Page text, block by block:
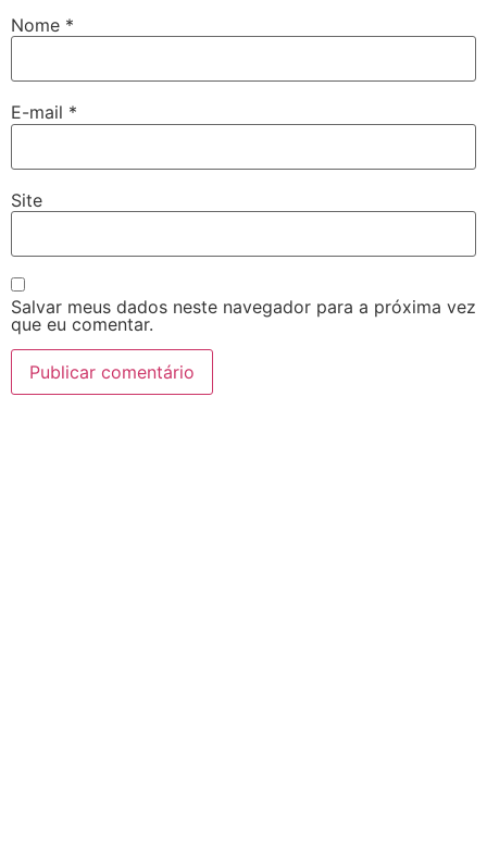
Nome *
E-mail *
Site
Salvar meus dados neste navegador para a próxima vez
que eu comentar.